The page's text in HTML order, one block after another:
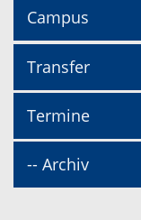
Campus
Transfer
Termine
-- Archiv